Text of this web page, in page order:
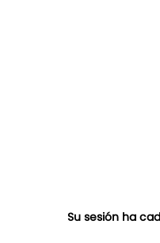
Su sesión ha